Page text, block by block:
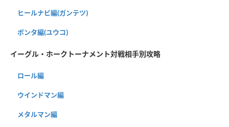
ヒールナビ編(ガンテツ)
ポンタ編(ユウコ)
イーグル・ホークトーナメント対戦相手別攻略
ロール編
ウインドマン編
メタルマン編